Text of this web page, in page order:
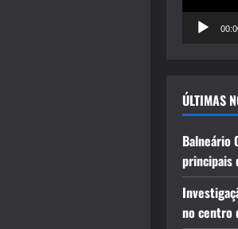
ÚLTIMAS
Balneário
principais
no centro